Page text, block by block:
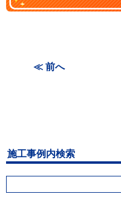
≪ 前へ
施工事例内検索